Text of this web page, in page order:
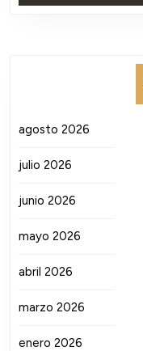
agosto 2026
julio 2026
junio 2026
mayo 2026
abril 2026
marzo 2026
enero 2026